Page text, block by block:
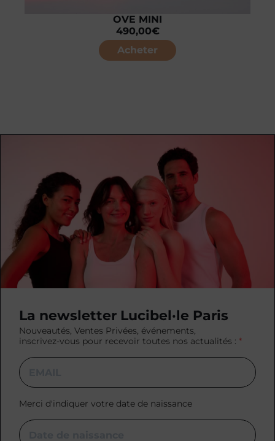
OVE MINI
490,00€
Acheter
La newsletter Lucibel·le Paris
Nouveautés, Ventes Privées, événements,
inscrivez-vous pour recevoir toutes nos actualités :
Merci d'indiquer votre date de naissance